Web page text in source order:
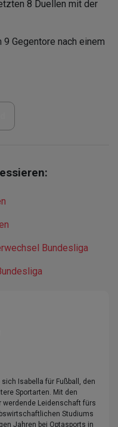
8 Duellen mit der
Gegentore nach einem
Bundesliga
Isabella für Fußball, den
Sportarten. Mit den
werdende Leidenschaft fürs
Studiums
Jahren bei Optasports in